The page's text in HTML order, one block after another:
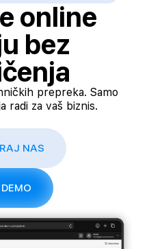
online
bez
prepreka. Samo
radi za vaš biznis.
NAS